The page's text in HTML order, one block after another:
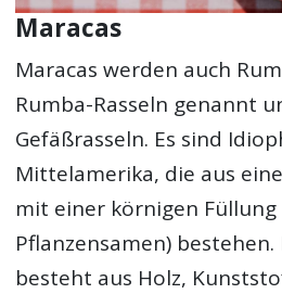
Maracas
Maracas werden auch
Rumba-Rasseln genannt
Gefäßrasseln. Es sind
Mittelamerika, die aus
mit einer körnigen Füllung
Pflanzensamen)
besteht aus Holz,